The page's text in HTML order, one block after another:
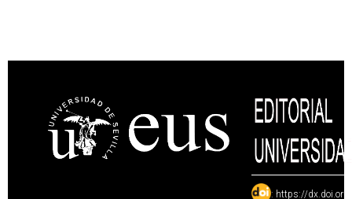
: https://